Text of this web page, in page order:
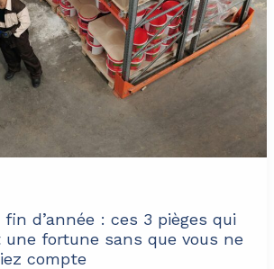
d’année : ces 3 pièges qui
fortune sans que vous ne
compte